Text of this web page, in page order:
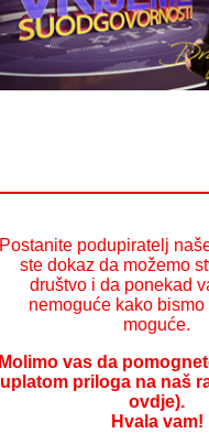
Postanite podupiratelj
ste dokaz da možemo
društvo i da ponekad
nemoguće kako
moguće.
Molimo vas da
uplatom priloga na naš
ovdje).
Hvala vam!